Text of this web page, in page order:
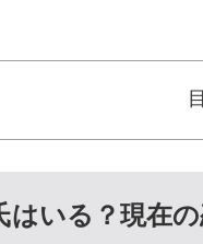
はいる？現在